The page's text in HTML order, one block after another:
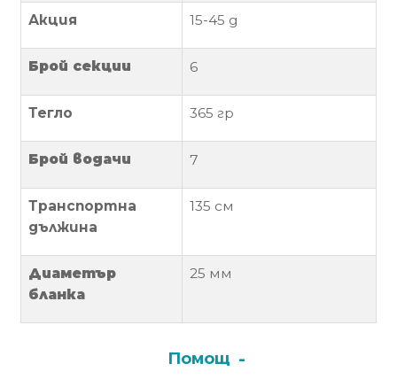
Условия
за
ползване
Политика
поверителност
за
използване
на
“бисквитки”
(Cookie)
Акция 15-45 g
Брой секции 6
Тегло 365 гр
Брой водачи 7
Транспортна
дължина
135 см
Диаметър
бланка
25 мм
Помощ